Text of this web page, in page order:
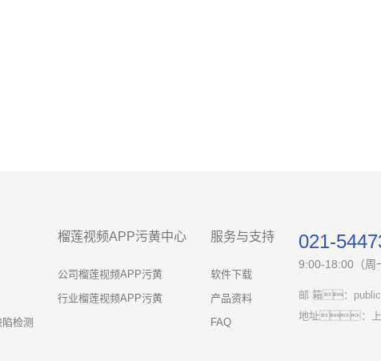
检测
榴莲视频APP污黄中心
公司榴莲视频APP污黄
行业榴莲视频APP污黄
服务与支持
软件下载
产品资料
FAQ
021-
9:00-18:00（周
邮 箱：
地址：上